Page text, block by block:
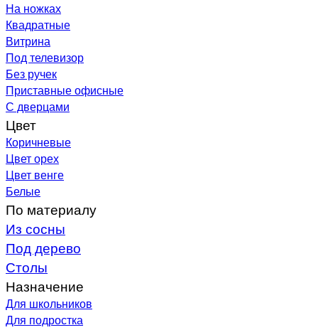
На ножках
Квадратные
Витрина
Под телевизор
Без ручек
Приставные офисные
С дверцами
Цвет
Коричневые
Цвет орех
Цвет венге
Белые
По материалу
Из сосны
Под дерево
Столы
Назначение
Для школьников
Для подростка